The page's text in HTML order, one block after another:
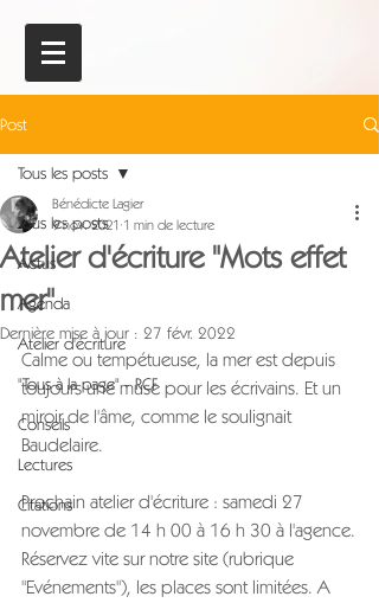
Post
Tous les posts
Actus
Agenda
Atelier d'écriture
"Tous à la page" - RCF
Conseils
Lectures
Citations
Tous les posts
Atelier d'écriture "Mots effet
mer"
Bénédicte Lagier
9 nov. 2021 1 min de lecture
Dernière mise à jour : 27 févr. 2022
Calme ou tempétueuse, la mer est depuis
toujours une muse pour les écrivains. Et un
miroir de l'âme, comme le soulignait
Baudelaire.
Prochain atelier d'écriture : samedi 27
novembre de 14 h 00 à 16 h 30 à l'agence.
Réservez vite sur notre site (rubrique
"Evénements"), les places sont limitées. A